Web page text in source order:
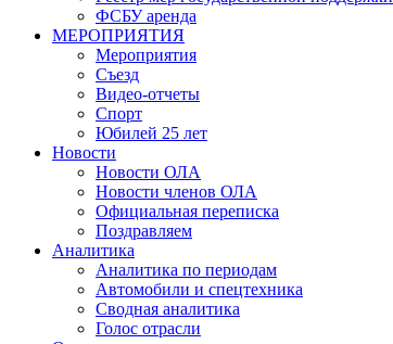
ФСБУ аренда
МЕРОПРИЯТИЯ
Мероприятия
Съезд
Видео-отчеты
Спорт
Юбилей 25 лет
Новости
Новости ОЛА
Новости членов ОЛА
Официальная переписка
Поздравляем
Аналитика
Аналитика по периодам
Автомобили и спецтехника
Сводная аналитика
Голос отрасли